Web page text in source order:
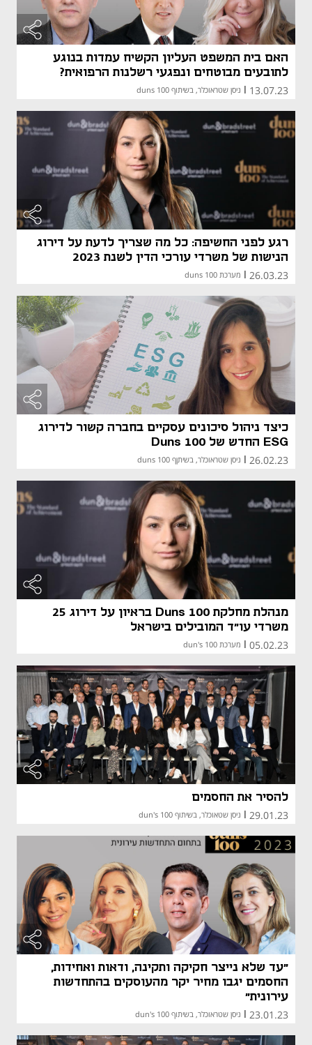
האם בית המשפט העליון הקשיח עמדות בנוגע
לתובעים מבוטחים ונפגעי רשלנות הרפואית?
13.07.23 ניסן שטראוכלר, בשיתוף duns 100
רגע לפני החשיפה: כל מה שצריך לדעת על דירוג
הנישות של משרדי עורכי הדין לשנת 2023
26.03.23 מערכת duns 100
כיצד ניהול סיכונים עסקיים בחברה קשור לדירוג
ESG החדש של Duns 100
26.02.23 ניסן שטראוכלר, בשיתןף duns 100
מנהלת מחלקת Duns 100 בראיון על דירוג 25
משרדי עו"ד המובילים בישראל
05.02.23 מערכת dun's 100
להסיר את החסמים
29.01.23 ניסן שטאוכלר, בשיתוף dun's 100
"עד שלא נייצר חקיקה ותקינה, ודאות ואחידות,
החסמים יגבו מחיר יקר מהעוסקים בהתחדשות
עירונית"
23.01.23
| ניסן שטראוכלר, בשיתוף dun's 100